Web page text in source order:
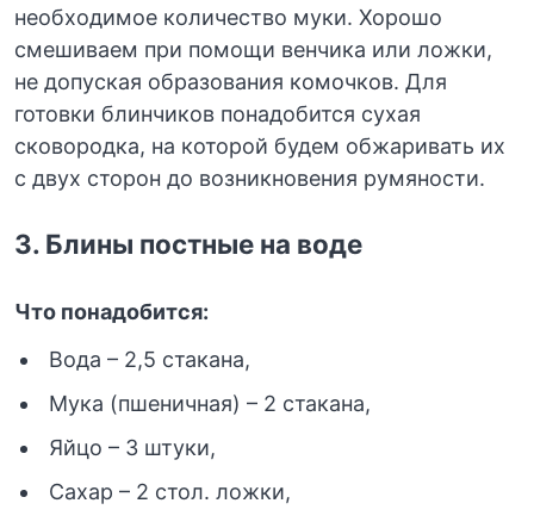
необходимое количество муки. Хорошо
смешиваем при помощи венчика или ложки,
не допуская образования комочков. Для
готовки блинчиков понадобится сухая
сковородка, на которой будем обжаривать их
с двух сторон до возникновения румяности.
3. Блины постные на воде
Что понадобится:
Вода – 2,5 стакана,
Мука (пшеничная) – 2 стакана,
Яйцо – 3 штуки,
Сахар – 2 стол. ложки,